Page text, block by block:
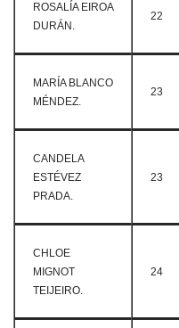
ROSALÍA EIROA
DURÁN.
22
MARÍA BLANCO
MÉNDEZ.
23
CANDELA
ESTÉVEZ
PRADA.
23
CHLOE
MIGNOT
TEIJEIRO.
24